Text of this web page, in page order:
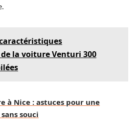
la voiture Venturi 300
à Nice : astuces pour une
souci